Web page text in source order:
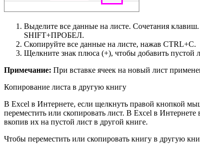
Выделите все данные на листе. Сочетания
SHIFT+ПРОБЕЛ.
Скопируйте все данные на листе, нажав CTRL+C.
Щелкните знак плюса (+), чтобы добавить пустой
Примечание: При вставке ячеек на новый лист
Копирование листа в другую книгу
В Excel в Интернете, если щелкнуть правой кнопкой
переместить или скопировать лист. В Excel в
вкопив их на пустой лист в другой книге.
Чтобы переместить или скопировать книгу в другую